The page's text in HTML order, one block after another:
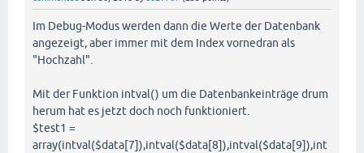
Im Debug-Modus werden dann die Werte der Datenbank
angezeigt, aber immer mit dem Index vornedran als
"Hochzahl".
Mit der Funktion intval() um die Datenbankeinträge drum
herum hat es jetzt doch noch funktioniert.
$test1 =
array(intval($data[7]),intval($data[8]),intval($data[9]),int